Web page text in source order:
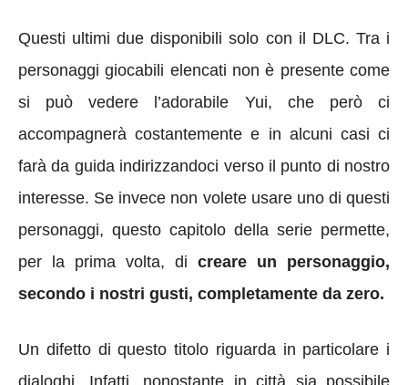
Questi ultimi due disponibili solo con il DLC. Tra i
personaggi giocabili elencati non è presente come
si può vedere l’adorabile Yui, che però ci
accompagnerà costantemente e in alcuni casi ci
farà da guida indirizzandoci verso il punto di nostro
interesse. Se invece non volete usare uno di questi
personaggi, questo capitolo della serie permette,
per la prima volta, di creare un personaggio,
secondo i nostri gusti, completamente da zero.
Un difetto di questo titolo riguarda in particolare i
dialoghi. Infatti, nonostante in città sia possibile